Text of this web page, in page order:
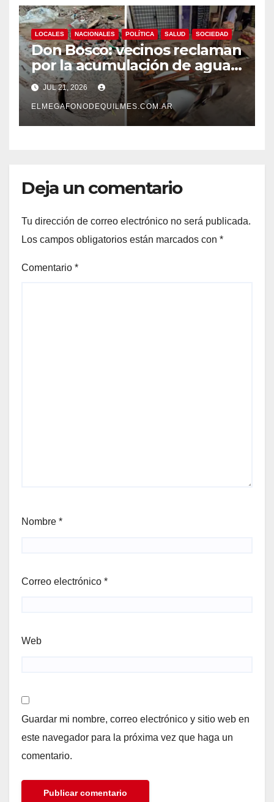
LOCALES NACIONALES POLÍTICA SALUD SOCIEDAD
Don Bosco: vecinos reclaman
por la acumulación de agua,
hundimientos y barro en
calles y veredas.
JUL 21, 2026
ELMEGAFONODEQUILMES.COM.AR
Deja un comentario
Tu dirección de correo electrónico no será publicada.
Los campos obligatorios están marcados con *
Comentario *
Nombre *
Correo electrónico *
Web
Guardar mi nombre, correo electrónico y sitio web en
este navegador para la próxima vez que haga un
comentario.